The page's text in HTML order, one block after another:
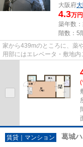
大阪府
4.3万円
築年数
階数：5
家から439mのところに、薬
用部にはエレベータ・敷地
(
賃貸｜マンション 葛城